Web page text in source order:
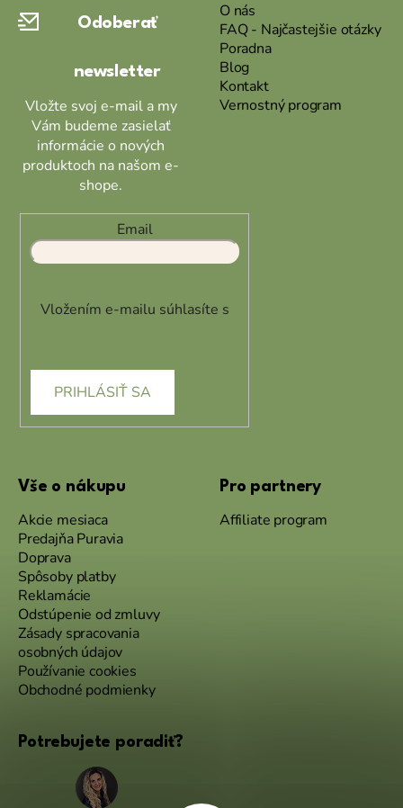
Odoberať
newsletter
Vložte svoj e-mail a my
Vám budeme zasielať
informácie o nových
produktoch na našom e-
shope.
Email
Vložením e-mailu súhlasíte s
PRIHLÁSIŤ SA
O nás
FAQ - Najčastejšie otázky
Poradna
Blog
Kontakt
Vernostný program
Vše o nákupu
Akcie mesiaca
Predajňa Puravia
Doprava
Spôsoby platby
Reklamácie
Odstúpenie od zmluvy
Zásady spracovania
osobných údajov
Používanie cookies
Obchodné podmienky
Pro partnery
Affiliate program
Potrebujete poradiť?